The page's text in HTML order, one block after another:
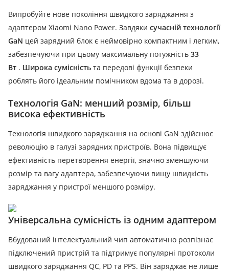
Випробуйте нове покоління швидкого заряджання з
адаптером Xiaomi Nano Power. Завдяки сучасній технології
GaN цей зарядний блок є неймовірно компактним і легким,
забезпечуючи при цьому максимальну потужність 33
Вт . Широка сумісність та передові функції безпеки
роблять його ідеальним помічником вдома та в дорозі.
Технологія GaN: менший розмір, більш
висока ефективність
Технологія швидкого заряджання на основі GaN здійснює
революцію в галузі зарядних пристроїв. Вона підвищує
ефективність перетворення енергії, значно зменшуючи
розмір та вагу адаптера, забезпечуючи вищу швидкість
заряджання у пристрої меншого розміру.
Універсальна сумісність із одним адаптером
Вбудований інтелектуальний чип автоматично розпізнає
підключений пристрій та підтримує популярні протоколи
швидкого заряджання QC, PD та PPS. Він заряджає не лише